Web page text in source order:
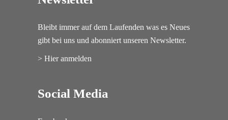
Bleibt immer auf dem Laufenden was es Neues
gibt bei uns und abonniert unseren Newsletter.
> Hier anmelden
Social Media